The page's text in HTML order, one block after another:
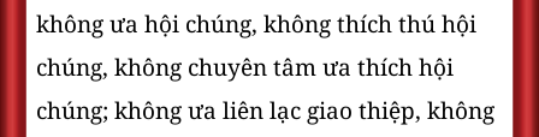
không ưa hội chúng, không thích thú hội
chúng, không chuyên tâm ưa thích hội
chúng; không ưa liên lạc giao thiệp, không